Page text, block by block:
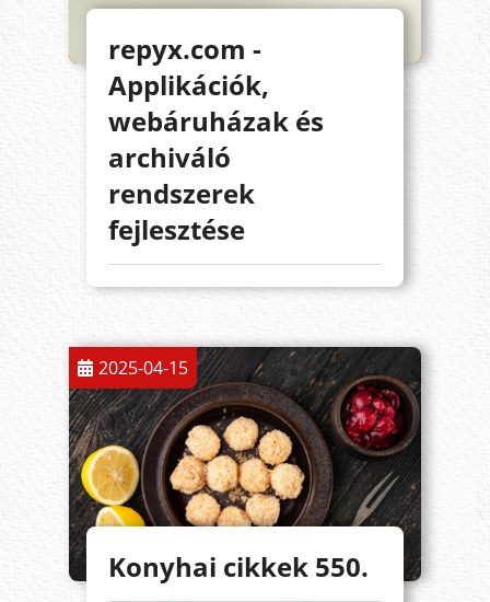
repyx.com -
Applikációk,
webáruházak és
archiváló
rendszerek
fejlesztése
2025-04-15
Konyhai cikkek 550.